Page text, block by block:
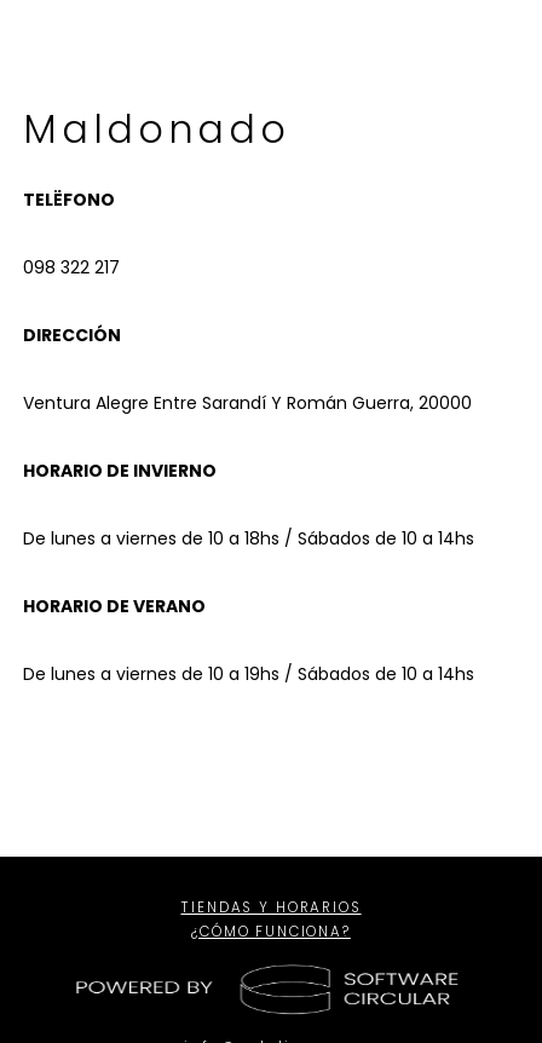
Maldonado
TELËFONO
098 322 217
DIRECCIÓN
Ventura Alegre Entre Sarandí Y Román Guerra, 20000
HORARIO DE INVIERNO
De lunes a viernes de 10 a 18hs / Sábados de 10 a 14hs
HORARIO DE VERANO
De lunes a viernes de 10 a 19hs / Sábados de 10 a 14hs
TIENDAS Y HORARIOS
¿CÓMO FUNCIONA?